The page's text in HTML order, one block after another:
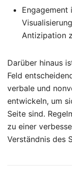
Engagement
Antizipation
Darüber hinaus
Feld
verbale und
entwickeln, um
Seite sind.
zu einer
Verständnis des